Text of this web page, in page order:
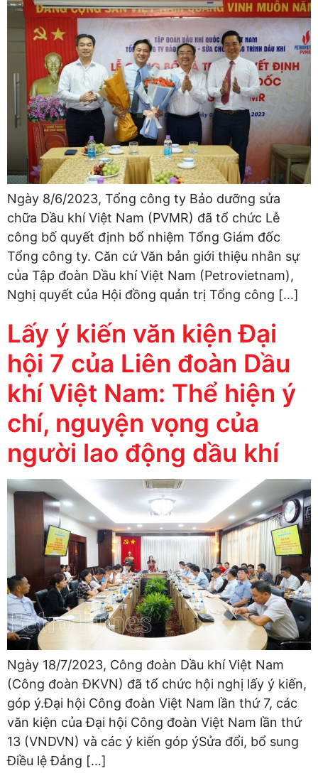
Ngày 8/6/2023, Tổng công ty Bảo dưỡng sửa
chữa Dầu khí Việt Nam (PVMR) đã tổ chức Lễ
công bố quyết định bổ nhiệm Tổng Giám đốc
Tổng công ty. Căn cứ Văn bản giới thiệu nhân sự
của Tập đoàn Dầu khí Việt Nam (Petrovietnam),
Nghị quyết của Hội đồng quản trị Tổng công […]
Lấy ý kiến ​​văn kiện Đại
hội 7 của Liên đoàn Dầu
khí Việt Nam: Thể hiện ý
chí, nguyện vọng của
người lao động dầu khí
Ngày 18/7/2023, Công đoàn Dầu khí Việt Nam
(Công đoàn ĐKVN) đã tổ chức hội nghị lấy ý kiến,
góp ý.Đại hội Công đoàn Việt Nam lần thứ 7, các
văn kiện của Đại hội Công đoàn Việt Nam lần thứ
13 (VNDVN) và các ý kiến ​​góp ýSửa đổi, bổ sung
Điều lệ Đảng […]